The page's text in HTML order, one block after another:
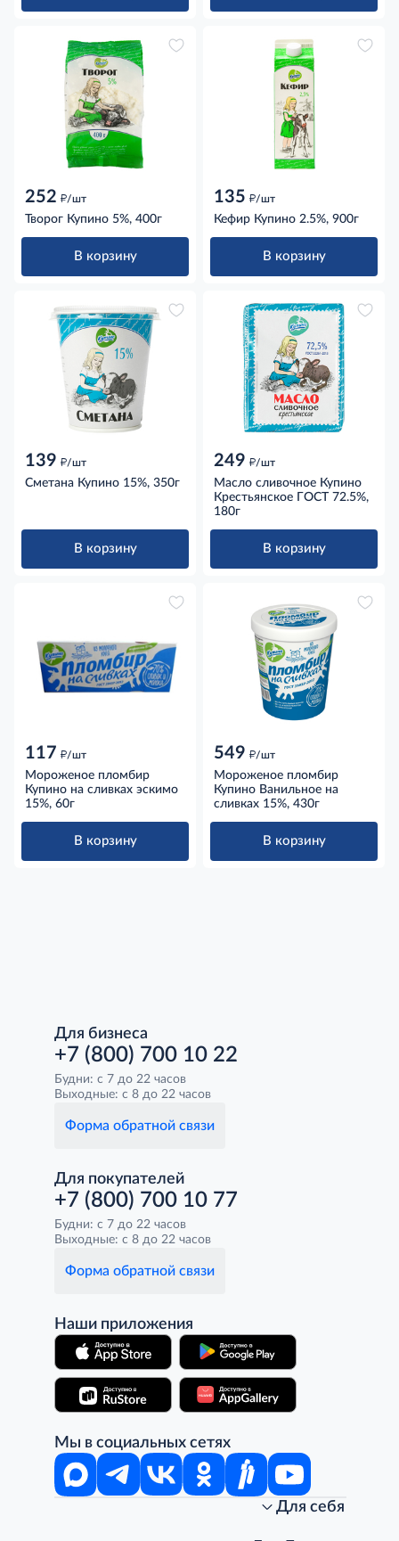
252 д/шт
Творог Купино 5%, 400г
В корзину
135 д/шт
Кефир Купино 2.5%, 900г
В корзину
139 д/шт
Сметана Купино 15%, 350г
В корзину
249 д/шт
Масло сливочное Купино
Крестьянское ГОСТ 72.5%,
180г
В корзину
117 д/шт
Мороженое пломбир
Купино на сливках эскимо
15%, 60г
В корзину
549 д/шт
Мороженое пломбир
Купино Ванильное на
сливках 15%, 430г
В корзину
Для бизнеса
+7 (800) 700 10 22
Будни: с 7 до 22 часов
Выходные: с 8 до 22 часов
Форма обратной связи
Для покупателей
+7 (800) 700 10 77
Будни: с 7 до 22 часов
Выходные: с 8 до 22 часов
Форма обратной связи
Наши приложения
Мы в социальных сетях
Для себя